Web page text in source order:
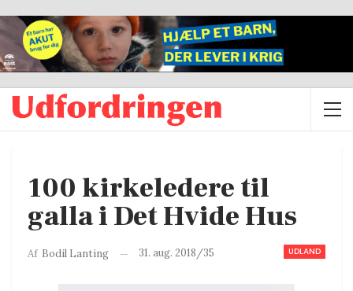
100 kirkeledere til
galla i Det Hvide Hus
UDLAND
Af Bodil Lanting 31. aug. 2018/35